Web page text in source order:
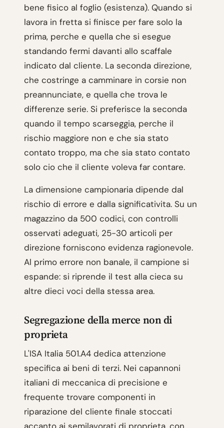
bene fisico al foglio (esistenza). Quando si
lavora in fretta si finisce per fare solo la
prima, perche e quella che si esegue
standando fermi davanti allo scaffale
indicato dal cliente. La seconda direzione,
che costringe a camminare in corsie non
preannunciate, e quella che trova le
differenze serie. Si preferisce la seconda
quando il tempo scarseggia, perche il
rischio maggiore non e che sia stato
contato troppo, ma che sia stato contato
solo cio che il cliente voleva far contare.
La dimensione campionaria dipende dal
rischio di errore e dalla significativita. Su un
magazzino da 500 codici, con controlli
osservati adeguati, 25-30 articoli per
direzione forniscono evidenza ragionevole.
Al primo errore non banale, il campione si
espande: si riprende il test alla cieca su
altre dieci voci della stessa area.
Segregazione della merce non di
proprieta
L'ISA Italia 501.A4 dedica attenzione
specifica ai beni di terzi. Nei capannoni
italiani di meccanica di precisione e
frequente trovare componenti in
riparazione del cliente finale stoccati